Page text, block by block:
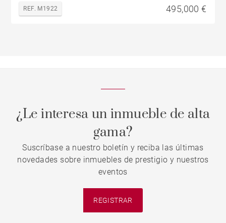
REF. M1922 495,000 €
¿Le interesa un inmueble de alta
gama?
Suscríbase a nuestro boletín y reciba las últimas
novedades sobre inmuebles de prestigio y nuestros
eventos
REGISTRAR